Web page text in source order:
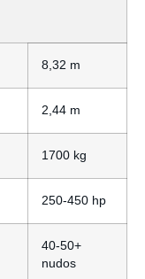
8,32 m
2,44 m
1700 kg
250-450 hp
40-50+
nudos